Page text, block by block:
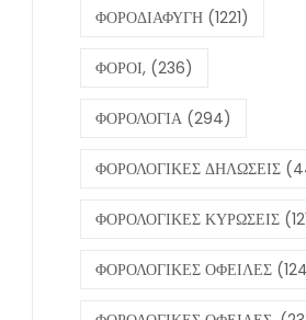
ΦΟΡΟΔΙΑΦΥΓΗ (1221)
ΦΟΡΟΙ, (236)
ΦΟΡΟΛΟΓΙΑ (294)
ΦΟΡΟΛΟΓΙΚΕΣ ΔΗΛΩΣΕΙΣ
ΦΟΡΟΛΟΓΙΚΕΣ ΚΥΡΩΣΕΙΣ
ΦΟΡΟΛΟΓΙΚΕΣ ΟΦΕΙΛΕΣ